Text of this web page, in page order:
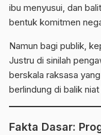
ibu menyusui, dan
bentuk komitmen
Namun bagi publik,
Justru di sinilah
berskala raksasa
berlindung di balik niat
Fakta Dasar: